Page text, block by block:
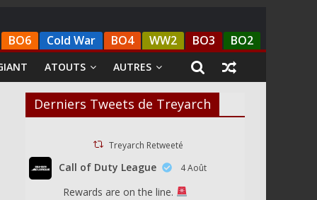
BO6 Cold War BO4 WW2 BO3 BO2
ATOUTS AUTRES
Derniers Tweets de Treyarch
Treyarch Retweeté
Call of Duty League 4 Août
Rewards are on the line.